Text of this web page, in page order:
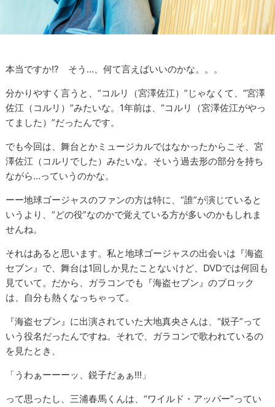
本当ですか!? そう…、何て言えばいいのかな。。。
分かりやすく言うと、“コルリ（宮澤佐江）”じゃなくて、“宮澤
佐江（コルリ）”みたいな。1年前は、“コルリ（宮澤佐江がやっ
てました）”だったんです。
でも今回は、舞台とかミュージカルではなかったからこそ、宮
澤佐江（コルリでした）みたいな。そいう過去形の部分を持ち
ながら…っていうのかな。
ーー地球ゴージャスのファンの方は特に、“誰”が演じていると
いうより、“どの役”なのかで覚えている方が多いのかもしれま
せんね。
それはあると思います。私と地球ゴージャスの出会いは『海盗
セブン』で、舞台は1回しか見たことないけど、DVDでは何回も
見ていて。だから、ガラコンでも『海盗セブン』のブロック
は、自分も熱くなっちゃって。
『海盗セブン』に出演されていた大地真央さんは、“鋭子”って
いう役名だったんですね。それで、ガラコンで歌われているの
を見たとき、
「うわぁーーーッ、鋭子だぁぁ!!!」
って思ったし、三浦春馬くんは、“ワイルド・アッパー”ってい